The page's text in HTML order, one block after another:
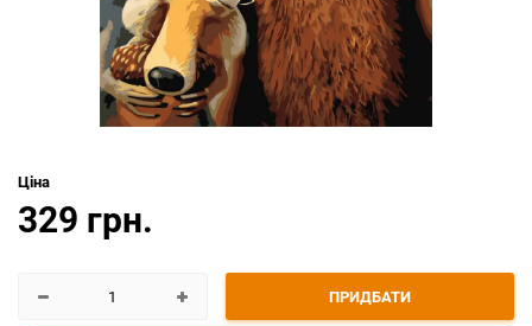
Ціна
329 грн.
ПРИДБАТИ